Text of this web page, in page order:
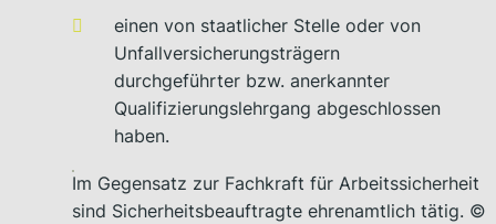
einen von staatlicher Stelle oder von
Unfallversicherungsträgern
durchgeführter bzw. anerkannter
Qualifizierungslehrgang abgeschlossen
haben.
Im Gegensatz zur Fachkraft für Arbeitssicherheit
sind Sicherheitsbeauftragte ehrenamtlich tätig. ©